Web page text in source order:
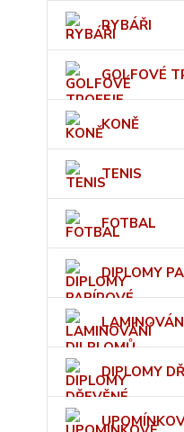
RYBÁŘI
GOLFOVÉ
KONĚ
TENIS
FOTBAL
DIPLOMY
DIPLOMY